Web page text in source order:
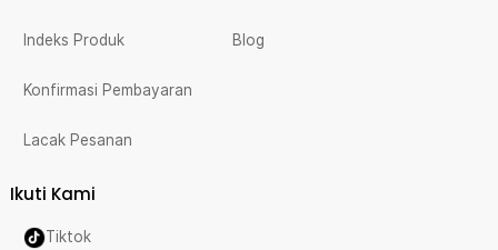
Indeks Produk
Konfirmasi Pembayaran
Lacak Pesanan
Blog
Ikuti Kami
Tiktok